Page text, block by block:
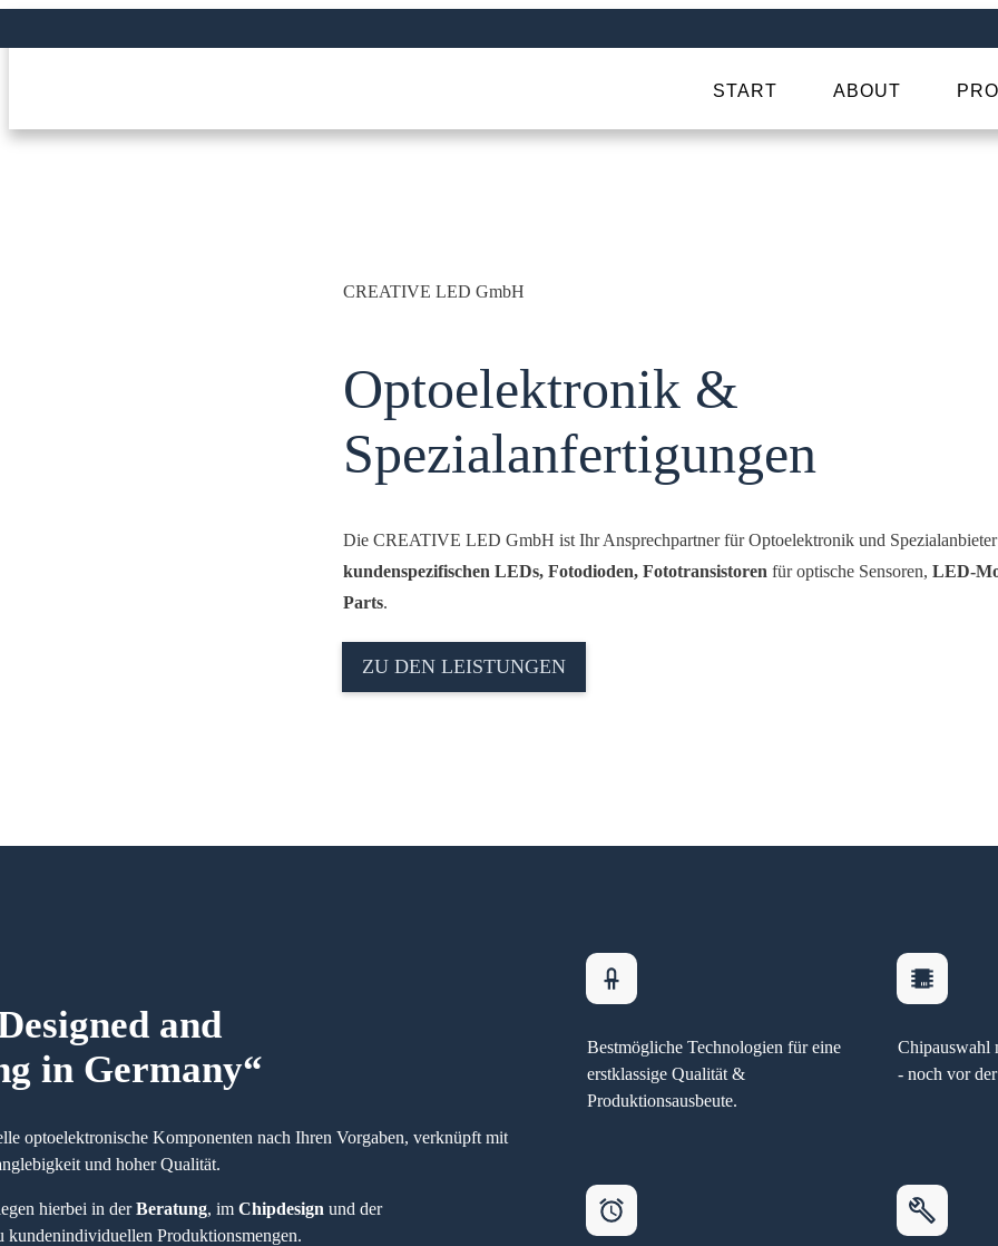
START ABOUT
CREATIVE LED GmbH
Optoelektronik &
Spezialanfertigungen
Die CREATIVE LED GmbH ist Ihr Ansprechpartner für Optoelektronik und
kundenspezifischen LEDs, Fotodioden, Fototransistoren für optische Sensoren,LED-
Parts.
ZU DEN LEISTUNGEN
and
in Germany“
optoelektronische Komponenten nach Ihren Vorgaben, verknüpft mit
und hoher Qualität.
hierbei in derBeratung, im Chipdesign und der
kundenindividuellen Produktionsmengen.
Bestmögliche Technologien für eine
erstklassige Qualität &
Produktionsausbeute.
Chipauswahl
- noch vor